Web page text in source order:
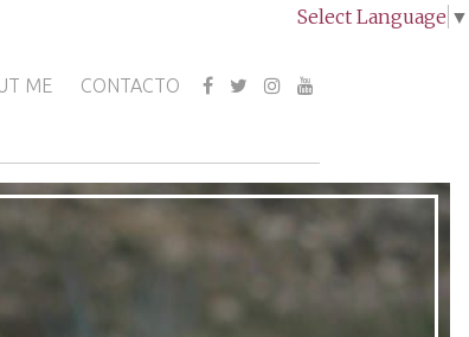
Select Language ▼
ME CONTACTO